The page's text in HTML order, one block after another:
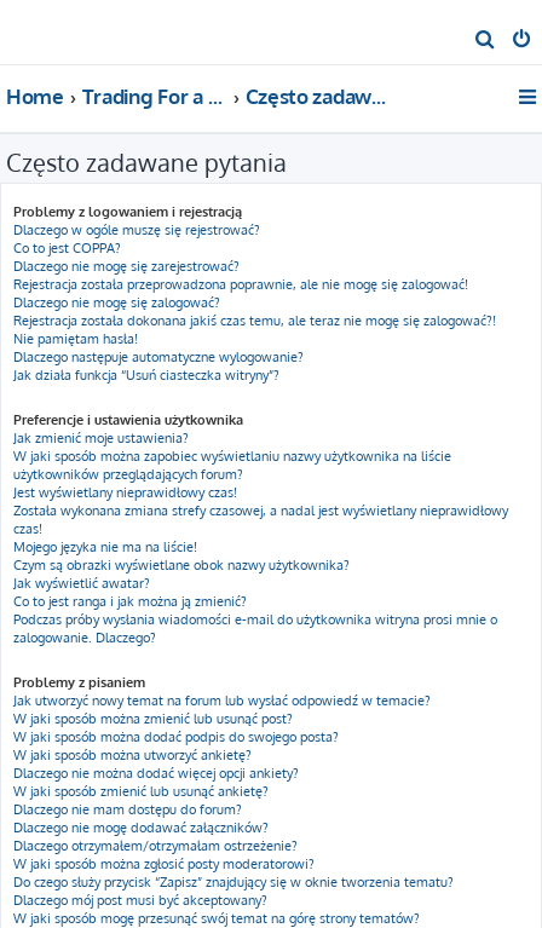
z
j
Home Trading For a Living Często zadawane pytania
Często zadawane pytania
Problemy z logowaniem i rejestracją
Dlaczego w ogóle muszę się rejestrować?
Co to jest COPPA?
Dlaczego nie mogę się zarejestrować?
Rejestracja została przeprowadzona poprawnie, ale nie mogę się zalogować!
Dlaczego nie mogę się zalogować?
Rejestracja została dokonana jakiś czas temu, ale teraz nie mogę się zalogować?!
Nie pamiętam hasła!
Dlaczego następuje automatyczne wylogowanie?
Jak działa funkcja “Usuń ciasteczka witryny”?
Preferencje i ustawienia użytkownika
Jak zmienić moje ustawienia?
W jaki sposób można zapobiec wyświetlaniu nazwy użytkownika na liście
użytkowników przeglądających forum?
Jest wyświetlany nieprawidłowy czas!
Została wykonana zmiana strefy czasowej, a nadal jest wyświetlany nieprawidłowy
czas!
Mojego języka nie ma na liście!
Czym są obrazki wyświetlane obok nazwy użytkownika?
Jak wyświetlić awatar?
Co to jest ranga i jak można ją zmienić?
Podczas próby wysłania wiadomości e-mail do użytkownika witryna prosi mnie o
zalogowanie. Dlaczego?
Problemy z pisaniem
Jak utworzyć nowy temat na forum lub wysłać odpowiedź w temacie?
W jaki sposób można zmienić lub usunąć post?
W jaki sposób można dodać podpis do swojego posta?
W jaki sposób można utworzyć ankietę?
Dlaczego nie można dodać więcej opcji ankiety?
W jaki sposób zmienić lub usunąć ankietę?
Dlaczego nie mam dostępu do forum?
Dlaczego nie mogę dodawać załączników?
Dlaczego otrzymałem/otrzymałam ostrzeżenie?
W jaki sposób można zgłosić posty moderatorowi?
Do czego służy przycisk “Zapisz” znajdujący się w oknie tworzenia tematu?
Dlaczego mój post musi być akceptowany?
W jaki sposób mogę przesunąć swój temat na górę strony tematów?